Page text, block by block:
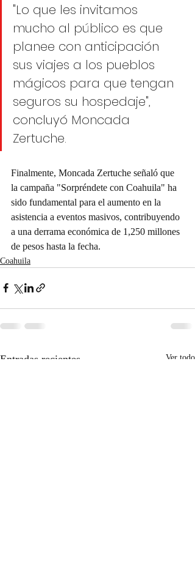
"Lo que les invitamos
mucho al público es que
planee con anticipación
sus viajes a los pueblos
mágicos para que tengan
seguros su hospedaje",
concluyó Moncada
Zertuche.
Finalmente, Moncada Zertuche señaló que
la campaña "Sorpréndete con Coahuila" ha
sido fundamental para el aumento en la
asistencia a eventos masivos, contribuyendo
a una derrama económica de 1,250 millones
de pesos hasta la fecha.
Coahuila
Entradas recientes Ver todo